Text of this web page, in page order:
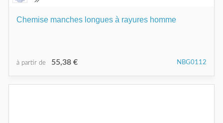
Chemise manches longues à rayures homme
à partir de 55,38 € NBG0112